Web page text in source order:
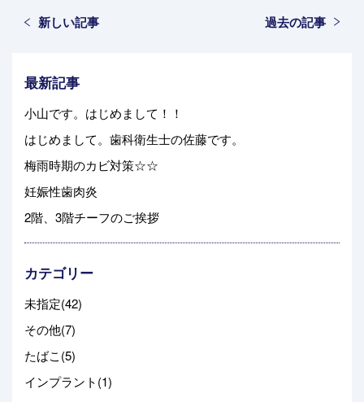
新しい記事 過去の記事
最新記事
小山です。はじめまして！！
はじめまして。歯科衛生士の佐藤です。
梅雨時期のカビ対策☆☆
妊娠性歯肉炎
2階、3階チーフのご挨拶
カテゴリー
未指定(42)
その他(7)
たばこ(5)
インプラント(1)